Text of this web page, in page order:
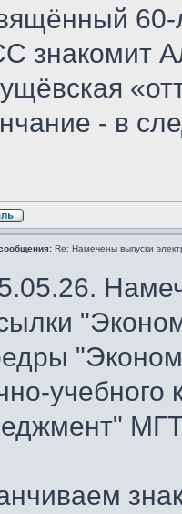
60-
знакомит
- в
Re: Намечены выпуски